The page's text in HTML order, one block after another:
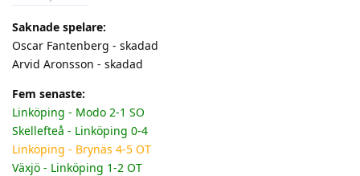
Saknade spelare:
Oscar Fantenberg - skadad
Arvid Aronsson - skadad
Fem senaste:
Linköping - Modo 2-1 SO
Skellefteå - Linköping 0-4
Linköping - Brynäs 4-5 OT
Växjö - Linköping 1-2 OT